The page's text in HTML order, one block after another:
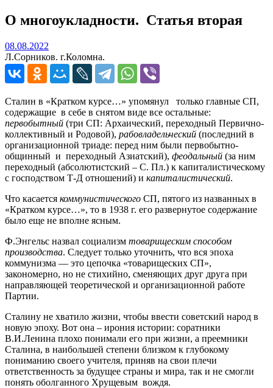
О многоукладности. Статья вторая
08.08.2022
Л.Сорников. г.Коломна.
Сталин в «Кратком курсе…» упомянул только главные СП,
содержащие в себе в снятом виде все остальные:
первобытный (три СП: Архаический, переходный Первично-
коллективный и Родовой), рабовладельческий (последний в
организационной триаде: перед ним были первобытно-
общинный и переходный Азиатский), феодальный (за ним
переходный (абсолютистский – С. Пл.) к капиталистическому
с господством Т-Д отношений) и капиталистический.
Что касается коммунистического СП, пятого из названных в
«Кратком курсе…», то в 1938 г. его развернутое содержание
было еще не вполне ясным.
Ф.Энгельс назвал социализм товарищеским способом
производства. Следует только уточнить, что вся эпоха
коммунизма — это цепочка «товарищеских СП»,
закономерно, но не стихийно, сменяющих друг друга при
направляющей теоретической и организационной работе
Партии.
Сталину не хватило жизни, чтобы ввести советский народ в
новую эпоху. Вот она – ирония истории: соратники
В.И.Ленина плохо понимали его при жизни, а преемники
Сталина, в наибольшей степени близком к глубокому
пониманию своего учителя, приняв на свои плечи
ответственность за будущее страны и мира, так и не смогли
понять оболганного Хрущевым вождя.